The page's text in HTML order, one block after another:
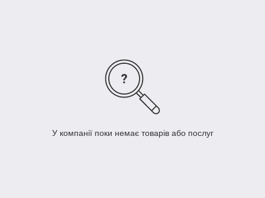
У компанії поки немає товарів або послуг